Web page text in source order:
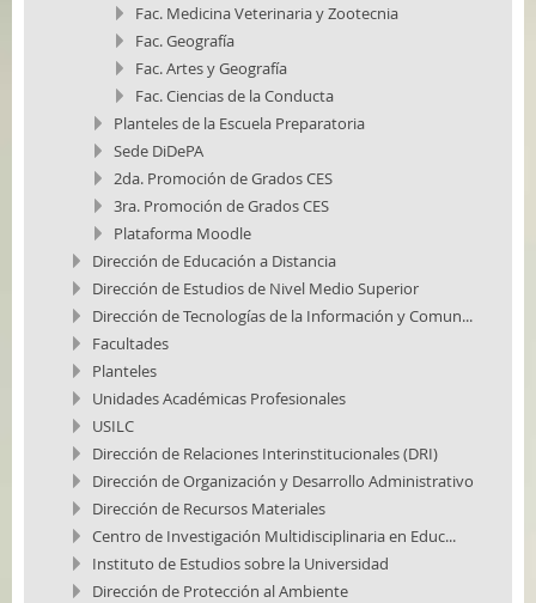
Fac. Medicina Veterinaria y Zootecnia
Fac. Geografía
Fac. Artes y Geografía
Fac. Ciencias de la Conducta
Planteles de la Escuela Preparatoria
Sede DiDePA
2da. Promoción de Grados CES
3ra. Promoción de Grados CES
Plataforma Moodle
Dirección de Educación a Distancia
Dirección de Estudios de Nivel Medio Superior
Dirección de Tecnologías de la Información y Comun...
Facultades
Planteles
Unidades Académicas Profesionales
USILC
Dirección de Relaciones Interinstitucionales (DRI)
Dirección de Organización y Desarrollo Administrativo
Dirección de Recursos Materiales
Centro de Investigación Multidisciplinaria en Educ...
Instituto de Estudios sobre la Universidad
Dirección de Protección al Ambiente